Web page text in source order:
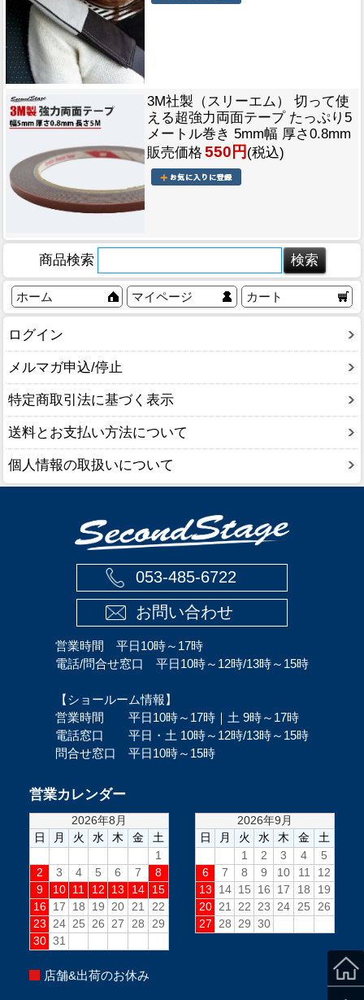
3M社製（スリーエム） 切って使
える超強力両面テープ たっぷり5
メートル巻き 5mm幅 厚さ0.8mm
販売価格 550円 (税込)
商品検索
ホーム マイページ カート
ログイン
メルマガ申込/停止
特定商取引法に基づく表示
送料とお支払い方法について
個人情報の取扱いについて
053-485-6722
お問い合わせ
営業時間 平日10時～17時
電話/問合せ窓口 平日10時～12時/13時～15時
【ショールーム情報】
営業時間 平日10時～17時｜土 9時～17時
電話窓口 平日・土 10時～12時/13時～15時
問合せ窓口 平日10時～15時
営業カレンダー
店舗&出荷のお休み